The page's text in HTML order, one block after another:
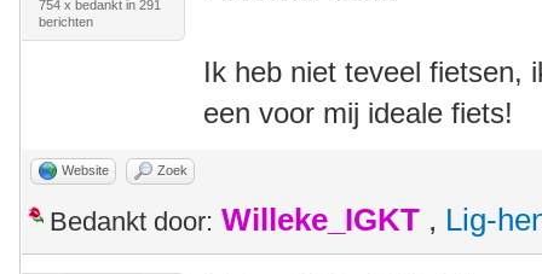
754 x bedankt in 291
berichten
Ik heb niet teveel fietsen,
een voor mij ideale fiets!
Website Zoek
Bedankt door: Willeke_IGKT , Lig-